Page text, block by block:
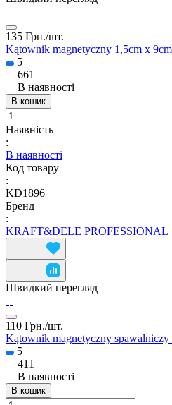
135 Грн./шт.
Kątownik magnetyczny 1,5cm x
5
661
В наявності
В кошик
Наявність
:
В наявності
Код товару
:
KD1896
Бренд
:
KRAFT&DELE PROFESSIONAL
Швидкий перегляд
110 Грн./шт.
Kątownik magnetyczny
5
411
В наявності
В кошик